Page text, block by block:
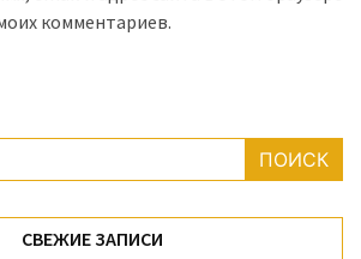
комментариев.
СВЕЖИЕ ЗАПИСИ